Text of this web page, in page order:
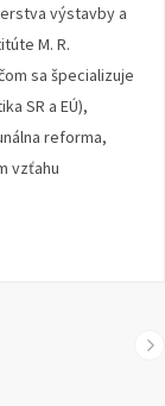
výstavby a
M. R.
sa špecializuje
SR a EÚ),
reforma,
vzťahu